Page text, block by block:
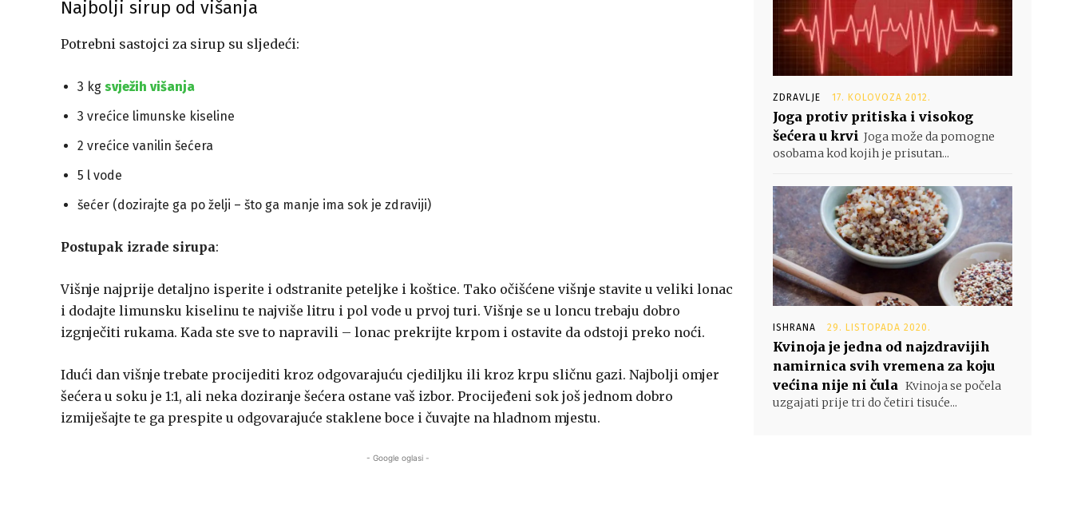
Najbolji sirup od višanja
Potrebni sastojci za sirup su sljedeći:
3 kg svježih višanja
3 vrećice limunske kiseline
2 vrećice vanilin šećera
5 l vode
šećer (dozirajte ga po želji – što ga manje ima sok je zdraviji)
Postupak izrade sirupa:
Višnje najprije detaljno isperite i odstranite peteljke i koštice. Tako očišćene višnje stavite u veliki lonac
i dodajte limunsku kiselinu te najviše litru i pol vode u prvoj turi. Višnje se u loncu trebaju dobro
izgnječiti rukama. Kada ste sve to napravili – lonac prekrijte krpom i ostavite da odstoji preko noći.
Idući dan višnje trebate procijediti kroz odgovarajuću cjediljku ili kroz krpu sličnu gazi. Najbolji omjer
šećera u soku je 1:1, ali neka doziranje šećera ostane vaš izbor. Procijeđeni sok još jednom dobro
izmiješajte te ga prespite u odgovarajuće staklene boce i čuvajte na hladnom mjestu.
- Google oglasi -
ZDRAVLJE 17. KOLOVOZA 2012.
Joga protiv pritiska i visokog
šećera u krvi Joga može da pomogne
osobama kod kojih je prisutan...
ISHRANA 29. LISTOPADA 2020.
Kvinoja je jedna od najzdravijih
namirnica svih vremena za koju
većina nije ni čula Kvinoja se počela
uzgajati prije tri do četiri tisuće...